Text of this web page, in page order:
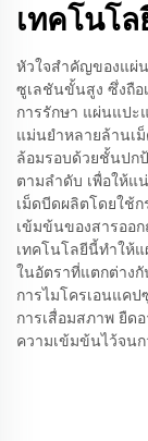
เทคโนโ
หัวใจสำคัญของแผ่
ซูเลชันขั้นสูง ซึ่งถือ
การรักษา แผ่นแปะ
แม่นยำหลายล้านเ
ล้อมรอบด้วยชั้นปก
ตามลำดับ เพื่อให้แ
เม็ดบีดผลิตโดยใช้
เข้มข้นของสารออก
เทคโนโลยีนี้ทำให้
ในอัตราที่แตกต่าง
การไมโครเอนแค
การเสื่อมสภาพ ยืด
ความเข้มข้นไว้จน